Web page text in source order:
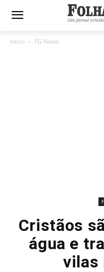
Início FG News
Cristãos
água e
vilas